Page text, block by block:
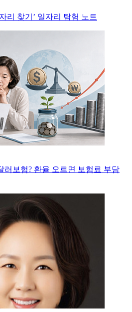
리 찾기’ 일자리 탐험 노트
러보험? 환율 오르면 보험료 부담